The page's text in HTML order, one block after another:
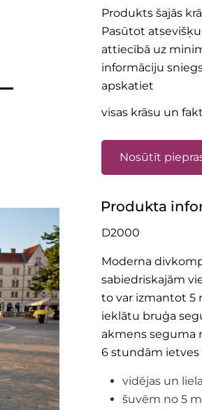
Produkts šajās
Pasūtot
attiecībā uz
informāciju
apskatiet
visas krāsu un
Nosūtīt
Produkta
D2000
Moderna
sabiedriskajām
to var izmantot 5
ieklātu bruģa
akmens seguma
6 stundām ietves
vidējas un
šuvēm no 5